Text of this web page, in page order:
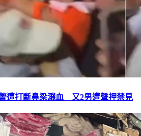
遭打斷鼻梁濺血 又2男遭聲押禁見